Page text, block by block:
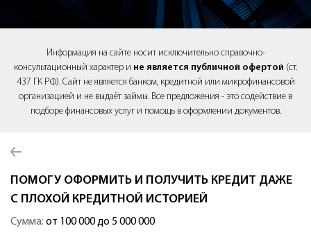
Информация на сайте носит исключительно справочно-
консультационный характер и не является публичной офертой (ст.
437 ГК РФ). Сайт не является банком, кредитной или микрофинансовой
организацией и не выдаёт займы. Все предложения - это содействие в
подборе финансовых услуг и помощь в оформлении документов.
ПОМОГУ ОФОРМИТЬ И ПОЛУЧИТЬ КРЕДИТ ДАЖЕ
С ПЛОХОЙ КРЕДИТНОЙ ИСТОРИЕЙ
Сумма: от 100 000 до 5 000 000